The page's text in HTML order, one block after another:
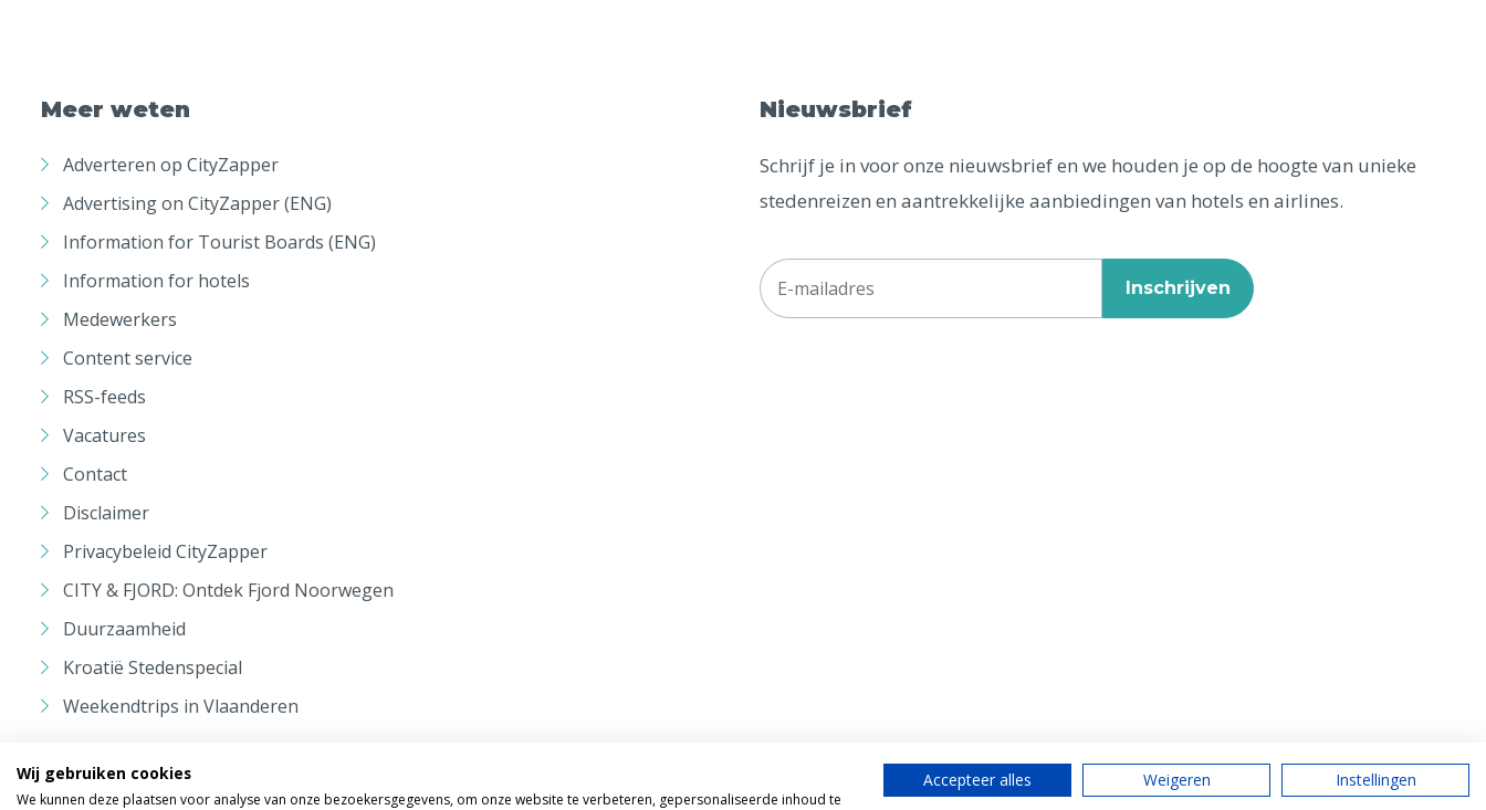
Meer weten
Adverteren op CityZapper
Advertising on CityZapper (ENG)
Information for Tourist Boards (ENG)
Information for hotels
Medewerkers
Content service
RSS-feeds
Vacatures
Contact
Disclaimer
Privacybeleid CityZapper
CITY & FJORD: Ontdek Fjord Noorwegen
Duurzaamheid
Kroatië Stedenspecial
Weekendtrips in Vlaanderen
Nieuwsbrief
Schrijf je in voor onze nieuwsbrief en we houden je op de hoogte van unieke
stedenreizen en aantrekkelijke aanbiedingen van hotels en airlines.
Inschrijven
Wij gebruiken cookies
We kunnen deze plaatsen voor analyse van onze bezoekersgegevens, om onze website te verbeteren, gepersonaliseerde inhoud te
Accepteer alles Weigeren Instellingen